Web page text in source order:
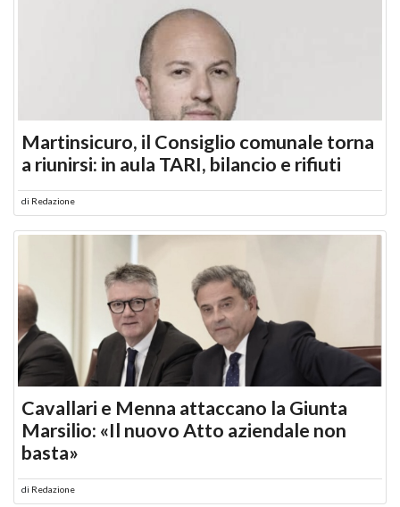
Martinsicuro, il Consiglio comunale torna
a riunirsi: in aula TARI, bilancio e rifiuti
di Redazione
Cavallari e Menna attaccano la Giunta
Marsilio: «Il nuovo Atto aziendale non
basta»
di Redazione